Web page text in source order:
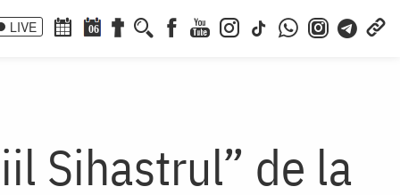
LIVE 06
Sihastrul” de la